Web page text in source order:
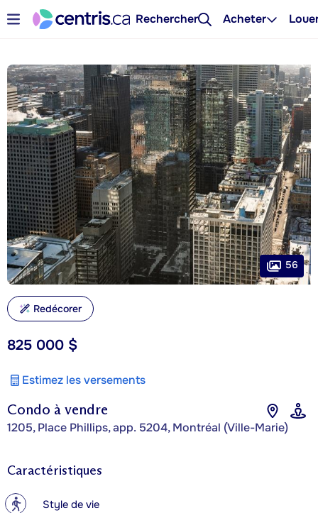
Rechercher Acheter
Condo à vendre
1205, Place Phillips, app. 5204, Montréal (Ville-Marie)
825 000 $
Estimez les versements
56
Redécorer
Caractéristiques
? Style de vie